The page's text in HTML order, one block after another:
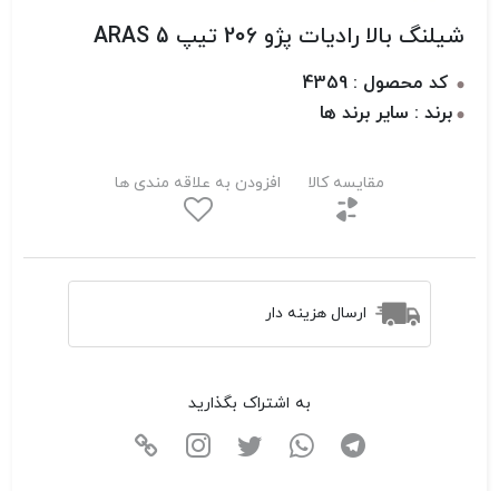
شیلنگ بالا رادیات پژو 206 تیپ 5 ARAS
کد محصول : 4359
برند : سایر برند ها
مقایسه کالا افزودن به علاقه مندی ها
ارسال هزینه دار
به اشتراک بگذارید